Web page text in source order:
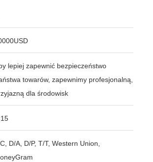
lepiej zapewnić bezpieczeństwo
towarów, zapewnimy profesjonalną,
dla środowisk
D/A, D/P, T/T, Western Union,